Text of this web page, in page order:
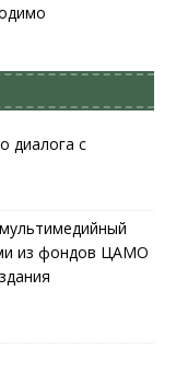
диалога с
из фондов ЦАМО